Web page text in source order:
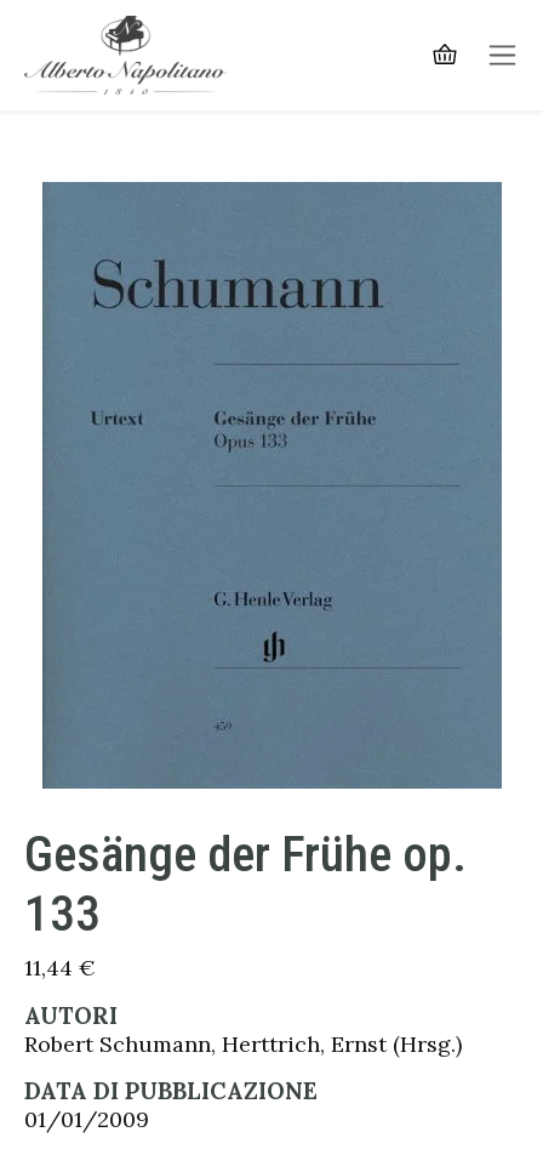
Gesänge der Frühe op.
133
11,44 €
AUTORI
Robert Schumann, Herttrich, Ernst (Hrsg.)
DATA DI PUBBLICAZIONE
01/01/2009